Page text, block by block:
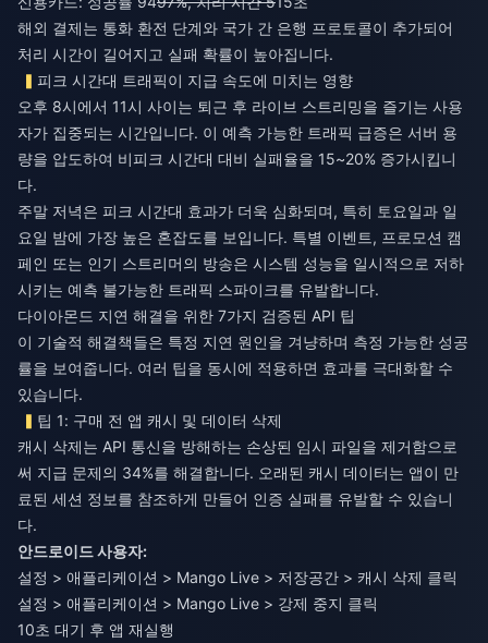
해외 결제는 통화 환전 단계와 국가 간 은행 프로토콜이 추가되어
처리 시간이 길어지고 실패 확률이 높아집니다.
피크 시간대 트래픽이 지급 속도에 미치는 영향
오후 8시에서 11시 사이는 퇴근 후 라이브 스트리밍을 즐기는 사용
자가 집중되는 시간입니다. 이 예측 가능한 트래픽 급증은 서버 용
량을 압도하여 비피크 시간대 대비 실패율을 15~20% 증가시킵니
다.
주말 저녁은 피크 시간대 효과가 더욱 심화되며, 특히 토요일과 일
요일 밤에 가장 높은 혼잡도를 보입니다. 특별 이벤트, 프로모션 캠
페인 또는 인기 스트리머의 방송은 시스템 성능을 일시적으로 저하
시키는 예측 불가능한 트래픽 스파이크를 유발합니다.
다이아몬드 지연 해결을 위한 7가지 검증된 API 팁
이 기술적 해결책들은 특정 지연 원인을 겨냥하며 측정 가능한 성공
률을 보여줍니다. 여러 팁을 동시에 적용하면 효과를 극대화할 수
있습니다.
팁 1: 구매 전 앱 캐시 및 데이터 삭제
캐시 삭제는 API 통신을 방해하는 손상된 임시 파일을 제거함으로
써 지급 문제의 34%를 해결합니다. 오래된 캐시 데이터는 앱이 만
료된 세션 정보를 참조하게 만들어 인증 실패를 유발할 수 있습니
다.
안드로이드 사용자:
설정 > 애플리케이션 > Mango Live > 저장공간 > 캐시 삭제 클릭
설정 > 애플리케이션 > Mango Live > 강제 중지 클릭
10초 대기 후 앱 재실행